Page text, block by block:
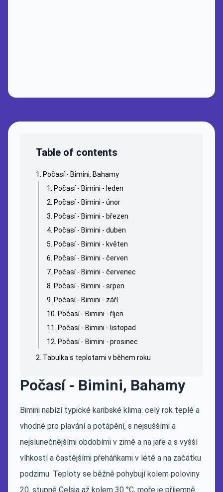
Table of contents
Počasí - Bimini, Bahamy
Počasí - Bimini - leden
Počasí - Bimini - únor
Počasí - Bimini - březen
Počasí - Bimini - duben
Počasí - Bimini - květen
Počasí - Bimini - červen
Počasí - Bimini - červenec
Počasí - Bimini - srpen
Počasí - Bimini - září
Počasí - Bimini - říjen
Počasí - Bimini - listopad
Počasí - Bimini - prosinec
Tabulka s teplotami v během roku
Počasí - Bimini, Bahamy
Bimini nabízí typické karibské klima: celý rok teplé a
vhodné pro plavání a potápění, s nejsuššími a
nejslunečnějšími obdobími v zimě a na jaře a s vyšší
vlhkostí a častějšími přeháňkami v létě a na začátku
podzimu. Teploty se běžně pohybují kolem poloviny
20. stupně Celsia až kolem 30 °C, moře je příjemně